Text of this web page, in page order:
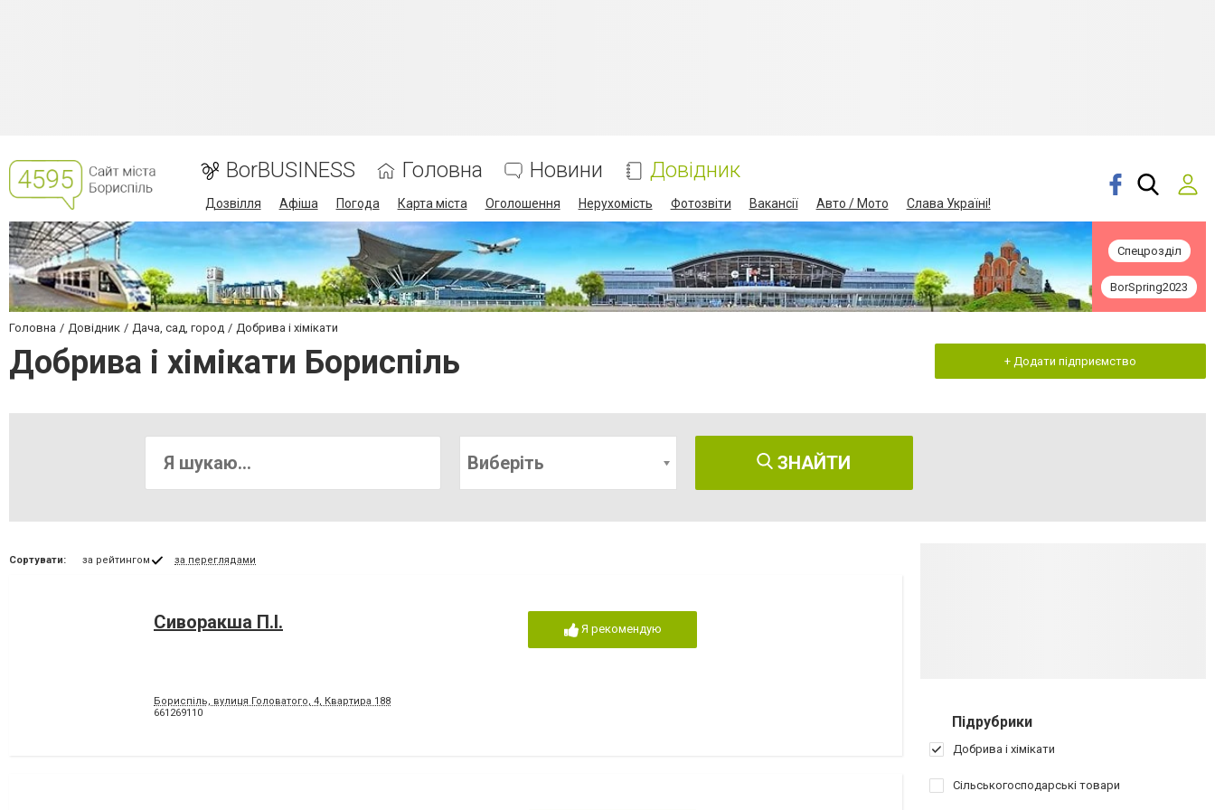
BorBUSINESS Головна Новини Довідник
Дозвілля Афіша Погода Карта міста Оголошення Нерухомість Фотозвіти Вакансії Авто / Мото Слава Україні!
Спецрозділ
BorSpring2023
Головна Довідник Дача, сад, город Добрива і хімікати
Добрива і хімікати Бориспіль + Додати підприємство
Виберіть ЗНАЙТИ
Сортувати: за рейтингом за переглядами
Сиворакша П.І.
Бориспіль, вулиця Головатого, 4, Квартира 188
661269110
Я рекомендую
Підрубрики
Добрива і хімікати
Сільськогосподарські товари